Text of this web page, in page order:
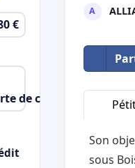
A
Son
sous
€
de crédit